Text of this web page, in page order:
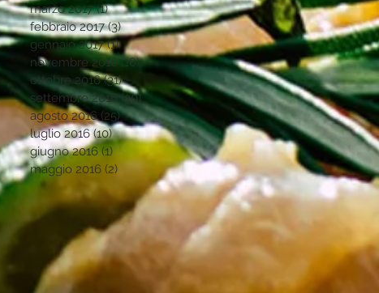
marzo 2017 (1)1 post
febbraio 2017 (3)3 post
gennaio 2017 (1)1 post
novembre 2016 (18)18 post
ottobre 2016 (31)31 post
settembre 2016 (30)30 post
agosto 2016 (25)25 post
luglio 2016 (10)10 post
giugno 2016 (1)1 post
maggio 2016 (2) 2 post